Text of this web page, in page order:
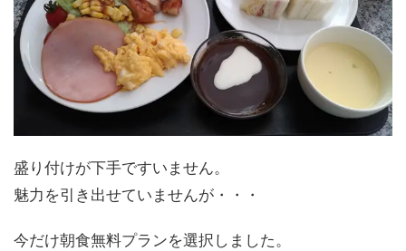
盛り付けが下手ですいません。
魅力を引き出せていませんが・・・
今だけ朝食無料プランを選択しました。